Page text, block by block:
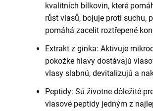
kvalitních bílkovin, které
růst vlasů, bojuje proti suchu,
pomáhá zacelit roztřepené
Extrakt z ginka: Aktivuje
pokožke hlavy dostávajú
vlasy slabnú, devitalizujú a
Peptidy: Sú životne dôležité
vlasové peptidy jedným z